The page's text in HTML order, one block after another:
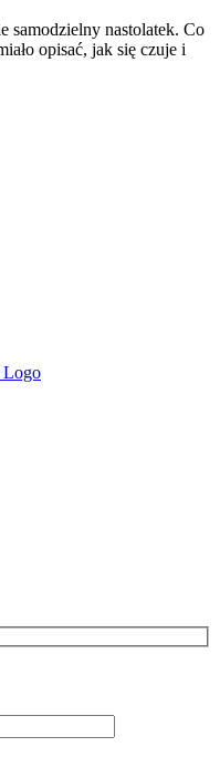
samodzielny nastolatek. Co
opisać, jak się czuje i